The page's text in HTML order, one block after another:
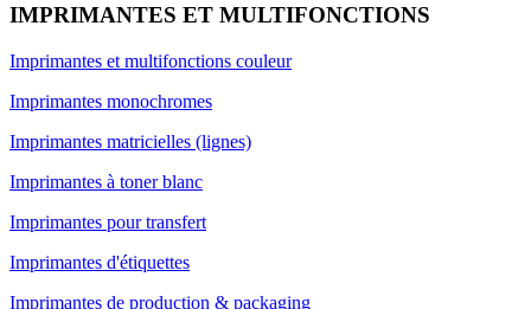
IMPRIMANTES ET MULTIFONCTIONS
Imprimantes et multifonctions couleur
Imprimantes monochromes
Imprimantes matricielles (lignes)
Imprimantes à toner blanc
Imprimantes pour transfert
Imprimantes d'étiquettes
Imprimantes de production & packaging